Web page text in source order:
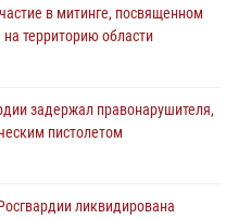
в митинге, посвященном
территорию области
задержал правонарушителя,
пистолетом
ликвидирована